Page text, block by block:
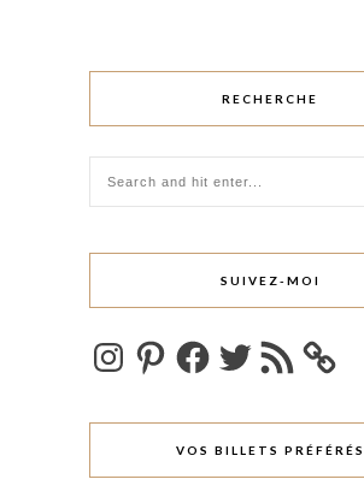
RECHERCHE
SUIVEZ-MOI
InstagramPinterestFacebookTwitterFlux
RSS
VOS BILLETS PRÉFÉRÉS